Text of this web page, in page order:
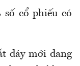
số cổ phiếu có
đáy mới đang